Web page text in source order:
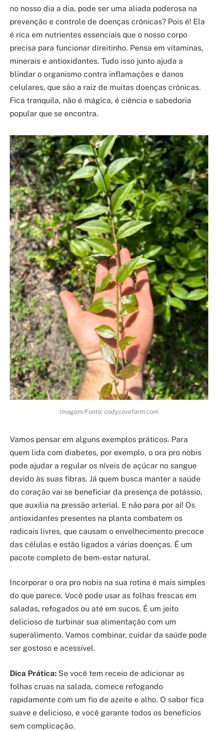
no nosso dia a dia, pode ser uma aliada poderosa na
prevenção e controle de doenças crônicas? Pois é! Ela
é rica em nutrientes essenciais que o nosso corpo
precisa para funcionar direitinho. Pensa em vitaminas,
minerais e antioxidantes. Tudo isso junto ajuda a
blindar o organismo contra inflamações e danos
celulares, que são a raiz de muitas doenças crônicas.
Fica tranquila, não é mágica, é ciência e sabedoria
popular que se encontra.
Imagem/Fonte: codycovefarm.com
Vamos pensar em alguns exemplos práticos. Para
quem lida com diabetes, por exemplo, o ora pro nobis
pode ajudar a regular os níveis de açúcar no sangue
devido às suas fibras. Já quem busca manter a saúde
do coração vai se beneficiar da presença de potássio,
que auxilia na pressão arterial. E não para por aí! Os
antioxidantes presentes na planta combatem os
radicais livres, que causam o envelhecimento precoce
das células e estão ligados a várias doenças. É um
pacote completo de bem-estar natural.
Incorporar o ora pro nobis na sua rotina é mais simples
do que parece. Você pode usar as folhas frescas em
saladas, refogados ou até em sucos. É um jeito
delicioso de turbinar sua alimentação com um
superalimento. Vamos combinar, cuidar da saúde pode
ser gostoso e acessível.
Dica Prática: Se você tem receio de adicionar as
folhas cruas na salada, comece refogando
rapidamente com um fio de azeite e alho. O sabor fica
suave e delicioso, e você garante todos os benefícios
sem complicação.